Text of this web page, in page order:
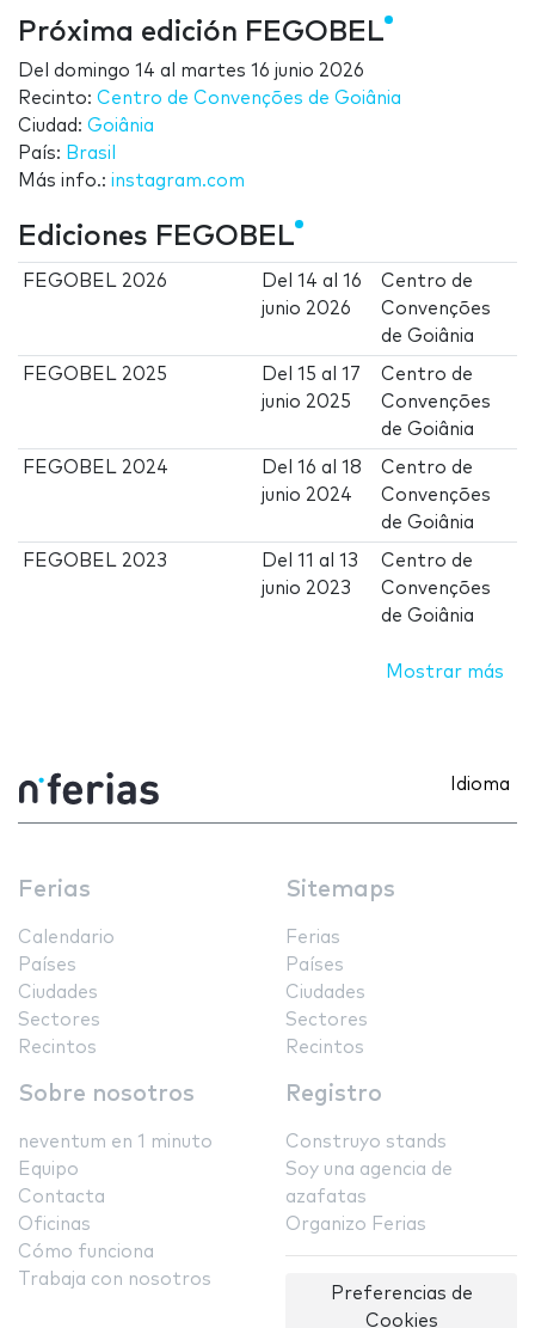
Próxima edición FEGOBEL
Del domingo 14 al martes 16 junio 2026
Recinto: Centro de Convenções de Goiânia
Ciudad: Goiânia
País: Brasil
Más info.: instagram.com
Ediciones FEGOBEL
FEGOBEL 2026 Del14 al16
junio 2026
Centro de
Convenções
de Goiânia
FEGOBEL 2025 Del15 al17
junio 2025
Centro de
Convenções
de Goiânia
FEGOBEL 2024 Del16 al18
junio 2024
Centro de
Convenções
de Goiânia
FEGOBEL 2023 Del11 al13
junio 2023
Centro de
Convenções
de Goiânia
Mostrar más
Idioma
Ferias
Calendario
Países
Ciudades
Sectores
Recintos
Sitemaps
Ferias
Países
Ciudades
Sectores
Recintos
Sobre nosotros
neventum en 1 minuto
Equipo
Contacta
Oficinas
Cómo funciona
Trabaja con nosotros
Registro
Construyo stands
Soy una agencia de
azafatas
Organizo Ferias
Preferencias de
Cookies